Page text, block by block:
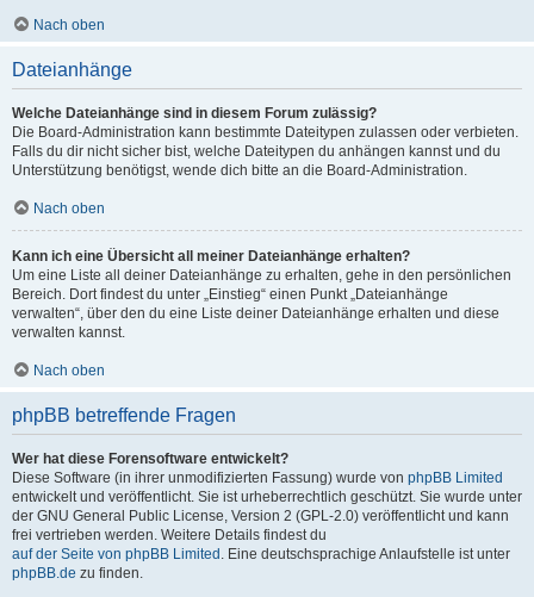
Nach oben
Dateianhänge
Welche Dateianhänge sind in diesem Forum zulässig?
Die Board-Administration kann bestimmte Dateitypen zulassen oder verbieten.
Falls du dir nicht sicher bist, welche Dateitypen du anhängen kannst und du
Unterstützung benötigst, wende dich bitte an die Board-Administration.
Nach oben
Kann ich eine Übersicht all meiner Dateianhänge erhalten?
Um eine Liste all deiner Dateianhänge zu erhalten, gehe in den persönlichen
Bereich. Dort findest du unter „Einstieg“ einen Punkt „Dateianhänge
verwalten“, über den du eine Liste deiner Dateianhänge erhalten und diese
verwalten kannst.
Nach oben
phpBB betreffende Fragen
Wer hat diese Forensoftware entwickelt?
Diese Software (in ihrer unmodifizierten Fassung) wurde von phpBB Limited
entwickelt und veröffentlicht. Sie ist urheberrechtlich geschützt. Sie wurde unter
der GNU General Public License, Version 2 (GPL-2.0) veröffentlicht und kann
frei vertrieben werden. Weitere Details findest du
auf der Seite von phpBB Limited . Eine deutschsprachige Anlaufstelle ist unter
phpBB.de zu finden.